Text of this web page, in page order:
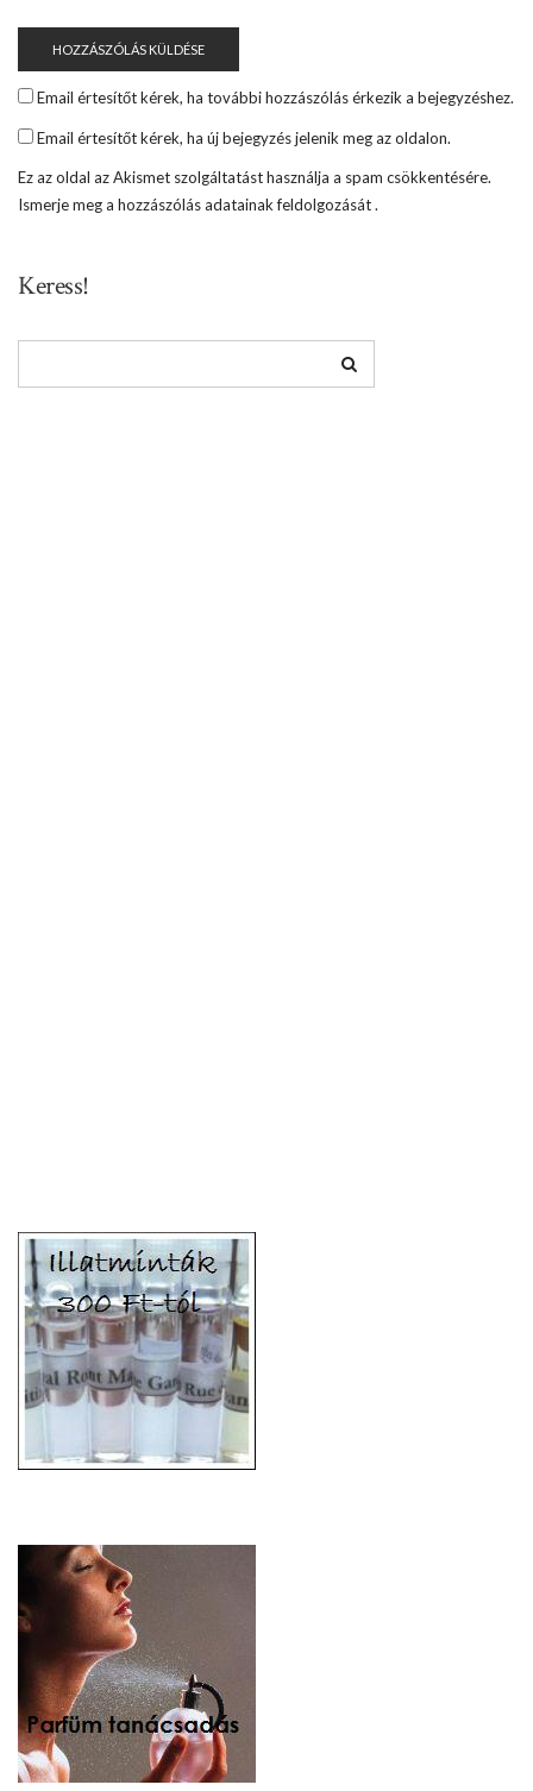
Email értesítőt kérek, ha további hozzászólás érkezik a bejegyzéshez.
Email értesítőt kérek, ha új bejegyzés jelenik meg az oldalon.
Ez az oldal az Akismet szolgáltatást használja a spam csökkentésére.
Ismerje meg a hozzászólás adatainak feldolgozását.
Keress!